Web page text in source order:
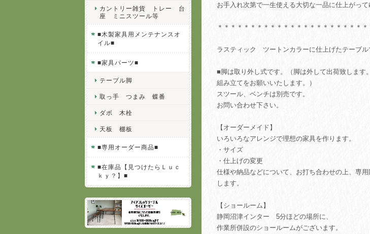
お手入れ次第で一生使える大切な一品に仕上がって
＊＊＊＊＊＊＊＊＊＊＊＊＊＊＊＊＊＊＊＊＊＊＊
ラスティック ツートンカラーに仕上げたテーブル
■脚は取り外し式です。（脚は外して出荷致します
組み立てをお願いいたします。）
スツール、ベンチは別売です。
お問い合わせ下さい。
【オーダーメイド】
いろいろなアレンジで理想の家具を作ります。
・サイズ
・仕上げの変更
仕様や納品などについて、お打ち合わせの上、専
します。
【ショールーム】
静岡沼津インター 5分ほどの場所に、
作業所併設のショールームがございます。
カントリー雑貨 トレー 台
座 ミニスツール等
■木製家具用メンテナンスオ
イル■
■家具パーツ■
テーブル脚
取っ手 つまみ 蝶番
ダボ 木栓
天板 棚板
■専用オーダー商品■
■在庫品【見つけたらＬｕｃ
ｋｙ？】■